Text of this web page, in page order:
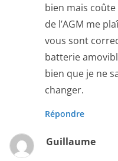
bien mais
de l’AGM me
vous sont
batterie
bien que je ne
changer.
Répondre
Guillaume